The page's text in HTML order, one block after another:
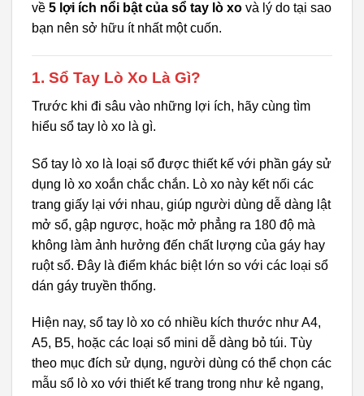
về 5 lợi ích nổi bật của sổ tay lò xo và lý do tại sao
bạn nên sở hữu ít nhất một cuốn.
1. Sổ Tay Lò Xo Là Gì?
Trước khi đi sâu vào những lợi ích, hãy cùng tìm
hiểu sổ tay lò xo là gì.
Sổ tay lò xo là loại sổ được thiết kế với phần gáy sử
dụng lò xo xoắn chắc chắn. Lò xo này kết nối các
trang giấy lại với nhau, giúp người dùng dễ dàng lật
mở sổ, gập ngược, hoặc mở phẳng ra 180 độ mà
không làm ảnh hưởng đến chất lượng của gáy hay
ruột sổ. Đây là điểm khác biệt lớn so với các loại sổ
dán gáy truyền thống.
Hiện nay, sổ tay lò xo có nhiều kích thước như A4,
A5, B5, hoặc các loại sổ mini dễ dàng bỏ túi. Tùy
theo mục đích sử dụng, người dùng có thể chọn các
mẫu sổ lò xo với thiết kế trang trong như kẻ ngang,